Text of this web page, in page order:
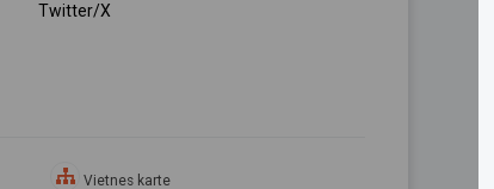
Twitter/X
Vietnes karte